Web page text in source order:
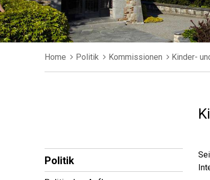
Breadcrumb
Home Politik Kommissionen Kinder-
Subnavigation
Politik